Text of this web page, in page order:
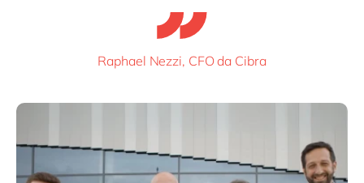
Raphael Nezzi, CFO da Cibra